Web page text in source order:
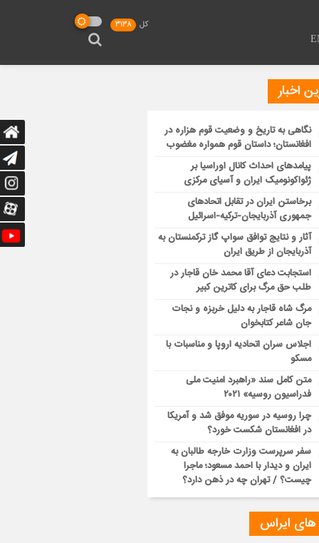
کل 3138
اخبار
نگاهی به تاریخ و وضعیت قوم هزاره در
افغانستان؛ داستان قوم همواره مغضوب
پیامدهای احداث کانال اوراسیا بر
ژئواکونومیک ایران و آسیای مرکزی
برخاستن ایران در تقابل اتحادهای
جمهوری آذربایجان-ترکیه-اسرائیل
آثار و نتایج توافق سواپ گاز ترکمنستان به
آذربایجان از طریق ایران
استجابت دعای آقا محمد خان قاجار در
طلب حق مرگ برای کاترین کبیر
مرگ شاه قاجار به دلیل خربزه و نجات
جان شاعر کتابخوان
اجلاس سران اتحادیه اروپا و مناسبات با
مسکو
متن کامل سند «راهبرد امنیت ملی
فدراسیون روسیه» ۲۰۲۱
چرا روسیه در سوریه موفق شد و آمریکا
در افغانستان شکست خورد؟
سفر سرپرست وزارت خارجه طالبان به
ایران و دیدار با احمد مسعود؛ ماجرا
چیست؟ / تهران چه در ذهن دارد؟
های ایراس